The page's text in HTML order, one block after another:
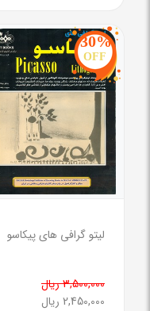
30%
OFF
لیتو گرافی های پیکاسو
3,500,000 ریال
2,450,000 ریال